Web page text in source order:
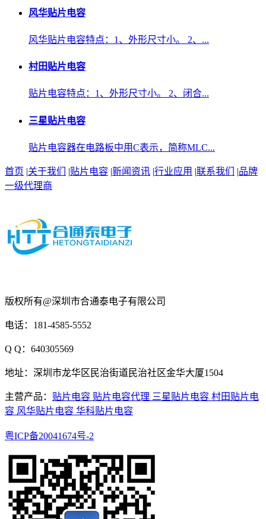
风华贴片电容
风华贴片电容特点：1、外形尺寸小。 2、...
村田贴片电容
贴片电容特点：1、外形尺寸小。 2、闭合...
三星贴片电容
贴片电容器在电路板中用C表示，简称MLC...
首页 |关于我们 |贴片电容 |新闻资讯 |行业应用 |联系我们 |品牌
一级代理商
版权所有@深圳市合通泰电子有限公司
电话：181-4585-5552
Q Q：640305569
地址：深圳市龙华区民治街道民治社区金华大厦1504
主营产品： 贴片电容 贴片电容代理 三星贴片电容 村田贴片电
容 风华贴片电容 华科贴片电容
粤ICP备20041674号-2